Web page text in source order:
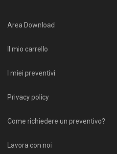
Area Download
Il mio carrello
I miei preventivi
Privacy policy
Come richiedere un preventivo?
Lavora con noi